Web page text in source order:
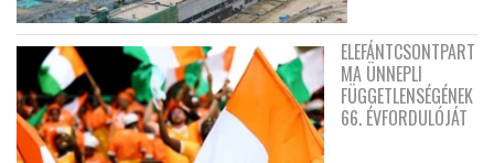
ELEFÁNTCSONTPART
MA ÜNNEPLI
FÜGGETLENSÉGÉNEK
66. ÉVFORDULÓJÁT